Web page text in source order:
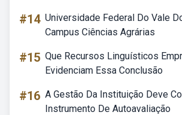
#14 Universidade Federal Do Vale
Campus Ciências Agrárias
#15 Que Recursos Linguísticos
Evidenciam Essa Conclusão
#16 A Gestão Da Instituição Deve
Instrumento De Autoavaliação